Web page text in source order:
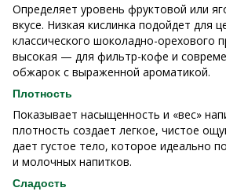
Определяет уровень фруктовой или
вкусе. Низкая кислинка подойдет для
классического шоколадно-орехового
высокая — для фильтр-кофе и
обжарок с выраженной ароматикой.
Плотность
Показывает насыщенность и «вес»
плотность создает легкое, чистое
дает густое тело, которое идеально
и молочных напитков.
Сладость